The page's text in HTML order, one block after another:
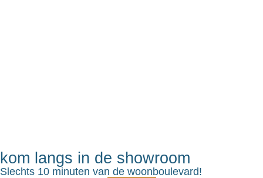
kom langs in de showroom
Slechts 10 minuten van de woonboulevard!